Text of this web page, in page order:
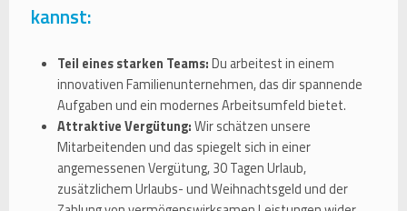
kannst:
Teil eines starken Teams:Du arbeitest in einem
innovativen Familienunternehmen, das dir spannende
Aufgaben und ein modernes Arbeitsumfeld bietet.
Attraktive Vergütung:Wir schätzen unsere
Mitarbeitenden und das spiegelt sich in einer
angemessenen Vergütung, 30 Tagen Urlaub,
zusätzlichem Urlaubs- und Weihnachtsgeld und der